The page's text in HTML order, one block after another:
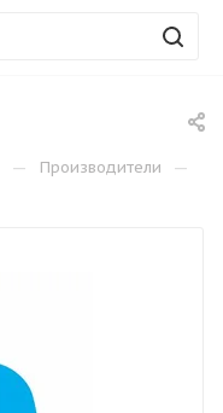
— Производители —